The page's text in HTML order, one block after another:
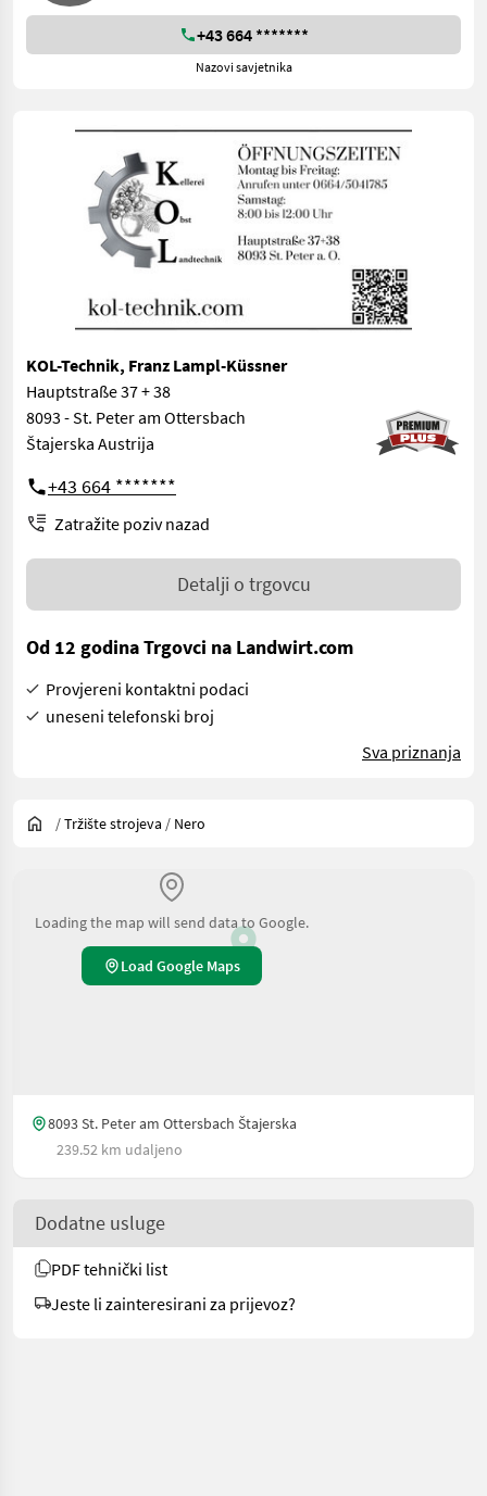
+43 664 *******
Nazovi savjetnika
KOL-Technik, Franz Lampl-Küssner
Hauptstraße 37 + 38
8093 - St. Peter am Ottersbach
Štajerska Austrija
+43 664 *******
Zatražite poziv nazad
Detalji o trgovcu
Od 12 godina Trgovci na Landwirt.com
Provjereni kontaktni podaci
uneseni telefonski broj
Sva priznanja
/Tržište strojeva / Nero
Loading the map will send data to Google.
Load Google Maps
8093 St. Peter am Ottersbach Štajerska
239.52 km udaljeno
Dodatne usluge
PDF tehnički list
Jeste li zainteresirani za prijevoz?